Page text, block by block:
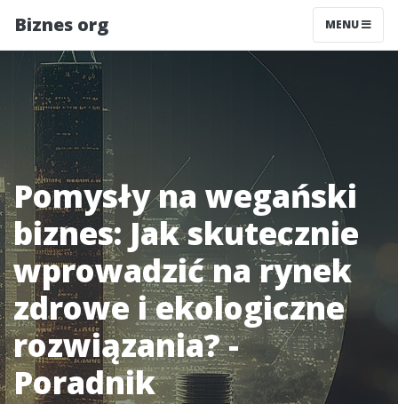
Biznes org MENU
Pomysły na wegański
biznes: Jak skutecznie
wprowadzić na rynek
zdrowe i ekologiczne
rozwiązania? -
Poradnik